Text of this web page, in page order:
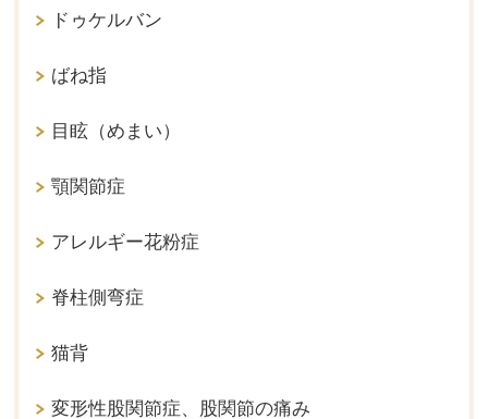
ドゥケルバン
ばね指
目眩（めまい）
顎関節症
アレルギー花粉症
脊柱側弯症
猫背
変形性股関節症、股関節の痛み